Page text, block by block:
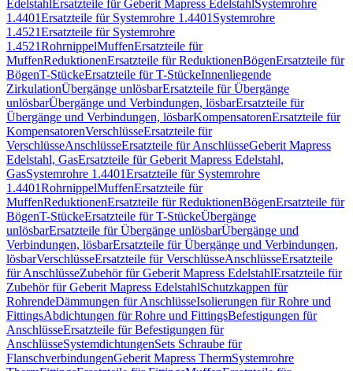
EdelstahlErsatzteile für Geberit Mapress EdelstahlSystemrohre
1.4401Ersatzteile für Systemrohre 1.4401 Systemrohre
1.4521Ersatzteile für Systemrohre
1.4521RohrnippelMuffenErsatzteile für
MuffenReduktionenErsatzteile für ReduktionenBögenErsatzteile für
BögenT-StückeErsatzteile für T-StückeInnenliegende
ZirkulationÜbergänge unlösbarErsatzteile für Übergänge
unlösbarÜbergänge und Verbindungen, lösbarErsatzteile für
Übergänge und Verbindungen, lösbarKompensatorenErsatzteile für
KompensatorenVerschlüsseErsatzteile für
VerschlüsseAnschlüsseErsatzteile für AnschlüsseGeberit Mapress
Edelstahl, GasErsatzteile für Geberit Mapress Edelstahl,
GasSystemrohre 1.4401Ersatzteile für Systemrohre
1.4401RohrnippelMuffenErsatzteile für
MuffenReduktionenErsatzteile für ReduktionenBögenErsatzteile für
BögenT-StückeErsatzteile für T-StückeÜbergänge
unlösbarErsatzteile für Übergänge unlösbarÜbergänge und
Verbindungen, lösbarErsatzteile für Übergänge und Verbindungen,
lösbarVerschlüsseErsatzteile für VerschlüsseAnschlüsseErsatzteile
für AnschlüsseZubehör für Geberit Mapress EdelstahlErsatzteile für
Zubehör für Geberit Mapress EdelstahlSchutzkappen für
RohrendeDämmungen für AnschlüsseIsolierungen für Rohre und
FittingsAbdichtungen für Rohre und FittingsBefestigungen für
AnschlüsseErsatzteile für Befestigungen für
AnschlüsseSystemdichtungenSets Schraube für
FlanschverbindungenGeberit Mapress ThermSystemrohre